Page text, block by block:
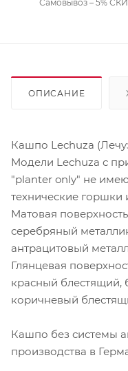
Самовывоз – 5%
ОПИСАНИЕ
Кашпо Lechuza
Модели Lechuza с
"planter only" не
технические горшки
Матовая
серебряный
антрацитовый
Глянцевая
красный блестящий,
коричневый
Кашпо без системы
производства в